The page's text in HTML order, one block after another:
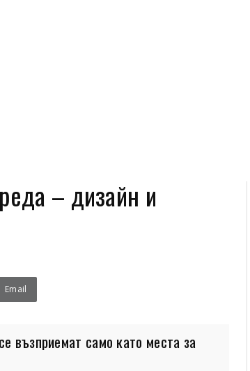
– дизайн и
Email
възприемат само като места за